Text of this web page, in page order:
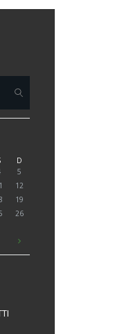
D
5
12
19
26